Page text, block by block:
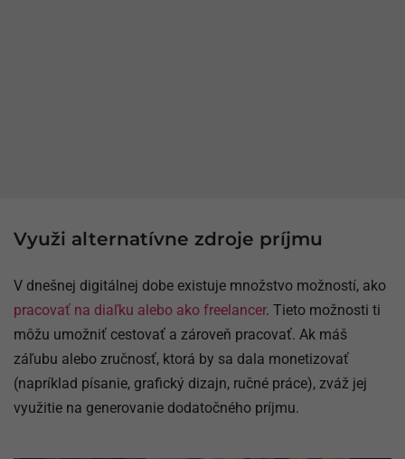
Využi alternatívne zdroje príjmu
V dnešnej digitálnej dobe existuje množstvo možností, ako
pracovať na diaľku alebo ako freelancer. Tieto možnosti ti
môžu umožniť cestovať a zároveň pracovať. Ak máš
záľubu alebo zručnosť, ktorá by sa dala monetizovať
(napríklad písanie, grafický dizajn, ručné práce), zváž jej
využitie na generovanie dodatočného príjmu.